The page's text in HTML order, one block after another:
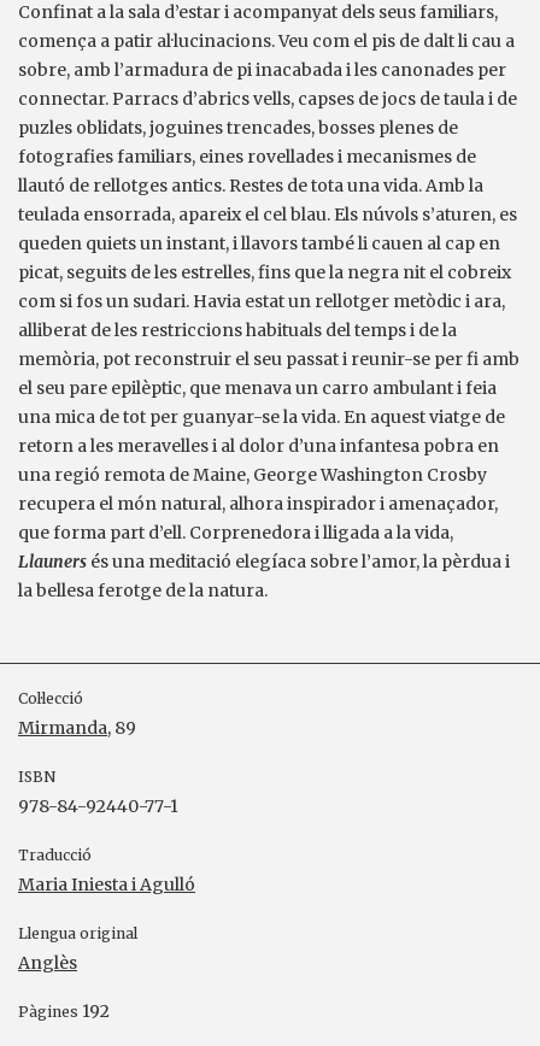
Confinat a la sala d’estar i acompanyat dels seus familiars,
comença a patir al·lucinacions. Veu com el pis de dalt li cau a
sobre, amb l’armadura de pi inacabada i les canonades per
connectar. Parracs d’abrics vells, capses de jocs de taula i de
puzles oblidats, joguines trencades, bosses plenes de
fotografies familiars, eines rovellades i mecanismes de
llautó de rellotges antics. Restes de tota una vida. Amb la
teulada ensorrada, apareix el cel blau. Els núvols s’aturen, es
queden quiets un instant, i llavors també li cauen al cap en
picat, seguits de les estrelles, fins que la negra nit el cobreix
com si fos un sudari. Havia estat un rellotger metòdic i ara,
alliberat de les restriccions habituals del temps i de la
memòria, pot reconstruir el seu passat i reunir-se per fi amb
el seu pare epilèptic, que menava un carro ambulant i feia
una mica de tot per guanyar-se la vida. En aquest viatge de
retorn a les meravelles i al dolor d’una infantesa pobra en
una regió remota de Maine, George Washington Crosby
recupera el món natural, alhora inspirador i amenaçador,
que forma part d’ell. Corprenedora i lligada a la vida,
Llauners és una meditació elegíaca sobre l’amor, la pèrdua i
la bellesa ferotge de la natura.
Col·lecció
Mirmanda, 89
ISBN
978-84-92440-77-1
Traducció
Maria Iniesta i Agulló
Llengua original
Anglès
Pàgines 192